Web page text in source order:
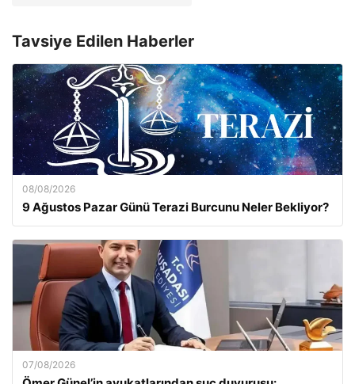
Tavsiye Edilen Haberler
08/08/2026
9 Ağustos Pazar Günü Terazi Burcunu Neler Bekliyor?
07/08/2026